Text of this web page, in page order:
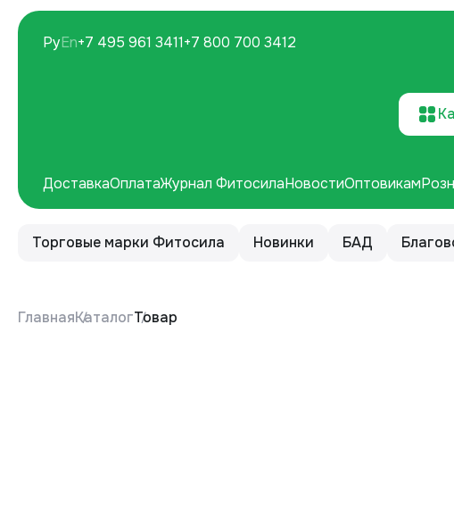
ДоставкаОплатаЖурнал ФитосилаНовостиОптовикам
РуEn+7 495 961 3411+7 800 700 3412
Торговые марки Фитосила Новинки БАД
ГлавнаяКаталогТовар